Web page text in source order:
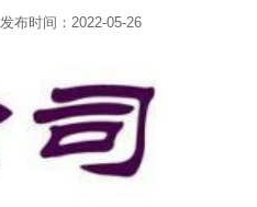
发布时间：2022-05-26